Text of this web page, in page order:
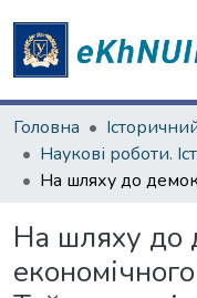
Головна
На шляху до